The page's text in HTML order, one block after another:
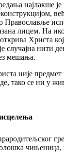
је
лицем. На
Христа
случајна нити
мешања.
предмет
тако се ни у
греха
чињеница,